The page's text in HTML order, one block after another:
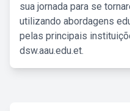
sua jornada para se
utilizando abordagens
pelas principais
dsw.aau.edu.et.